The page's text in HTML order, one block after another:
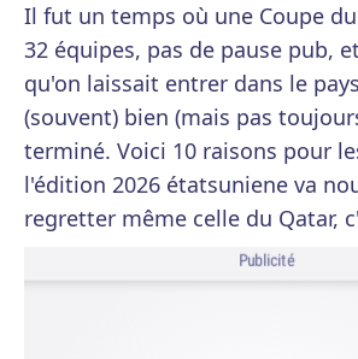
Il fut un temps où une Coupe
32 équipes, pas de pause pub,
qu'on laissait entrer dans le
(souvent) bien (mais pas
terminé. Voici 10 raisons pour
l'édition 2026 étatsuniene va
regretter même celle du Qatar,
Publicité